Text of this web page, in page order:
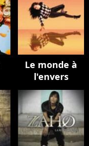
Le monde à
l'envers